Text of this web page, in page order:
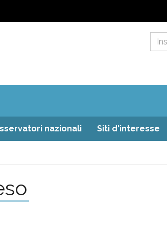
nazionali Siti d'interesse